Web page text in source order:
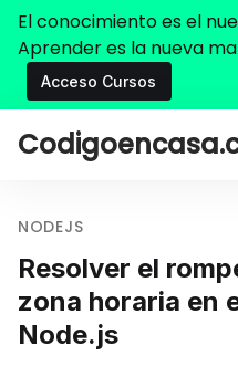
El conocimiento es el
Aprender es la nueva
Acceso Cursos
NODEJS
Resolver el
zona horaria en
Node.js